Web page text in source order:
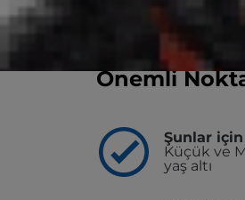
Şimdi Satın Al
Önemli
Şunlar
Küçük ve
yaş altı